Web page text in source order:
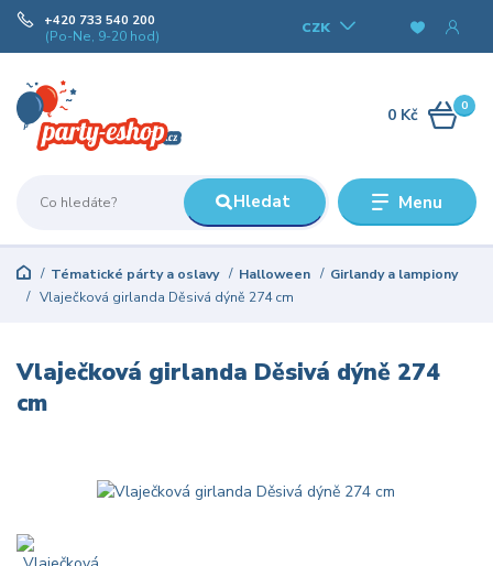
Menu
CZK
Hledat
+420 733 540 200
(Po-Ne, 9-20 hod)
0
0 Kč
Tématické párty a oslavy Halloween
Girlandy a lampiony
Vlaječková girlanda Děsivá dýně 274 cm
Vlaječková girlanda Děsivá dýně 274
cm